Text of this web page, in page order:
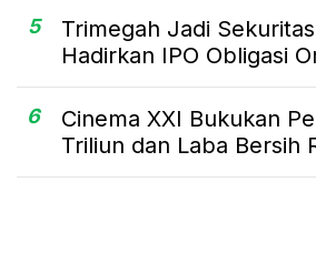
5
Trimegah Jadi
Hadirkan IPO Obligasi
6
Cinema XXI Bukukan
Triliun dan Laba Bersih